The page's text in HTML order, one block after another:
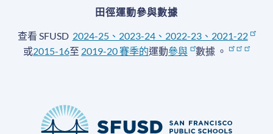
田徑運動參與數據
查看 SFUSD 2024-25、2023-24、2022-23、2021-22
或2015-16至 2019-20 賽季的運動參與 數據 。